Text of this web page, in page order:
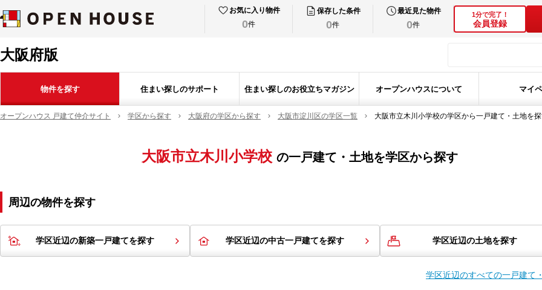
お気に入り物件
0件
保存した条件
0件
最近見た物件
0件
1分で完了！
会員登録
大阪府版
物件を探す 住まい探しのサポート 住まい探しのお役立ちマガジン オープンハウスについて マイ
オープンハウス 戸建て仲介サイト 学区から探す 大阪府の学区から探す 大阪市淀川区の学区一覧 大阪市立木川小学校の学区から一戸建て・土地を
大阪市立木川小学校 の一戸建て・土地を学区から探す
周辺の物件を探す
学区近辺の新築一戸建てを探す 学区近辺の中古一戸建てを探す 学区近辺の土地を探す
学区近辺のすべての一戸建て